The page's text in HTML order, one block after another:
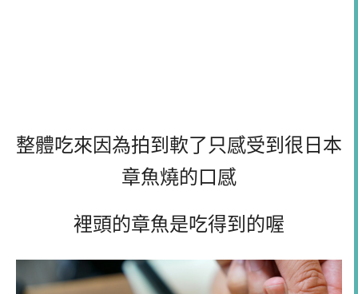
整體吃來因為拍到軟了只感受到很日本
章魚燒的口感
裡頭的章魚是吃得到的喔